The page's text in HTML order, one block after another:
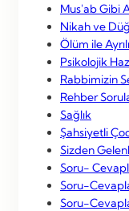
Mus'ab Gibi
Nikah ve
Ölüm ile
Psikolojik
Rabbimizin
Rehber
Sağlık
Şahsiyetli
Sizden
Soru-
Soru-
Soru-